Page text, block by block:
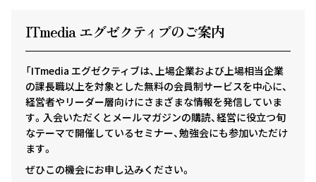
ITmedia エグゼクティ ブのご案内
「ITmedia エグゼクティブは、上場企業および上場相当企業
の課長職以上を対象とした無料の会員制サービスを中心に、
経営者やリーダー層向けにさまざまな情報を発信していま
す。入会いただくとメールマガジンの購読、経営に役立つ旬
なテーマで開催しているセミナー、勉強会にも参加いただけ
ます。
ぜひこの機会にお申し込みください。